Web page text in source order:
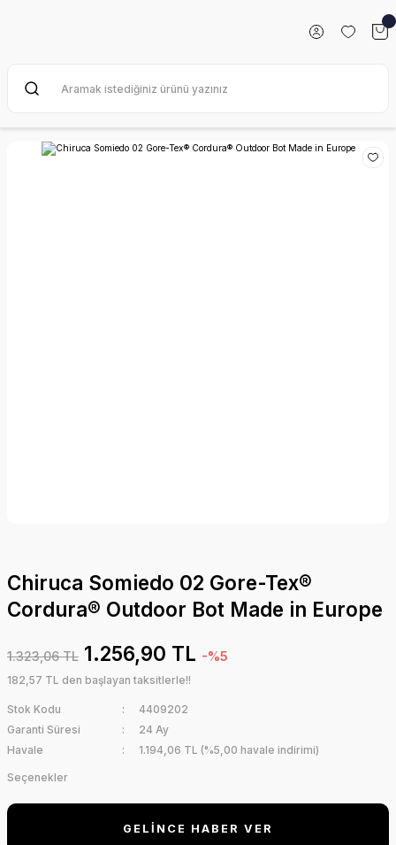
Chiruca Somiedo 02 Gore-Tex®
Cordura® Outdoor Bot Made in Europe
1.323,06 TL 1.256,90 TL -%5
182,57 TL den başlayan taksitlerle!!
Stok Kodu
4409202
Garanti Süresi
24 Ay
Havale
1.194,06 TL (%5,00 havale indirimi)
Seçenekler
GELİNCE HABER VER